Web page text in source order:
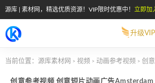
源库 | 素材网，精选优质资源！VIP限时优惠中！ 立即加
升级VIP
当前位置： 源库素材网 > 视频 > 动画参考视频 > 创意参考
创意参考视频 创意短片动画广告